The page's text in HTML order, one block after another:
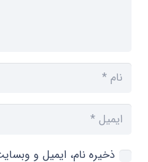
ذخیره نام، ایمیل و